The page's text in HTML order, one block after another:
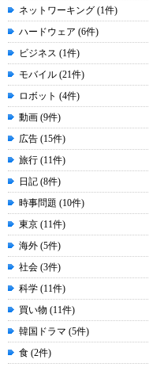
ネットワーキング (1件)
ハードウェア (6件)
ビジネス (1件)
モバイル (21件)
ロボット (4件)
動画 (9件)
広告 (15件)
旅行 (11件)
日記 (8件)
時事問題 (10件)
東京 (11件)
海外 (5件)
社会 (3件)
科学 (11件)
買い物 (11件)
韓国ドラマ (5件)
食 (2件)